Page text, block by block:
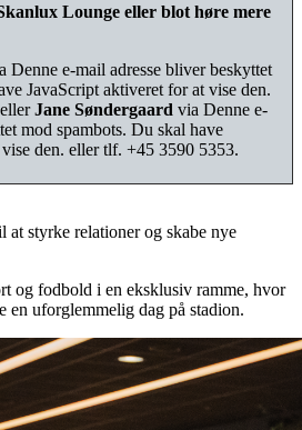
Lounge eller blot høre mere
Denne e-mail adresse bliver beskyttet
JavaScript aktiveret for at vise den.
Jane Søndergaard via Denne e-
mod spambots. Du skal have
den. eller tlf. +45 3590 5353.
at styrke relationer og skabe nye
og fodbold i en eksklusiv ramme, hvor
en uforglemmelig dag på stadion.